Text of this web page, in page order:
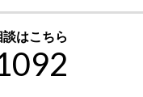
はこちら